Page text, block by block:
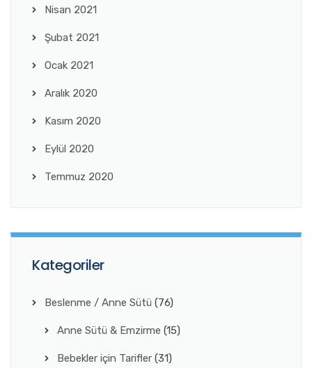
Nisan 2021
Şubat 2021
Ocak 2021
Aralık 2020
Kasım 2020
Eylül 2020
Temmuz 2020
Kategoriler
Beslenme / Anne Sütü (76)
Anne Sütü & Emzirme (15)
Bebekler için Tarifler (31)